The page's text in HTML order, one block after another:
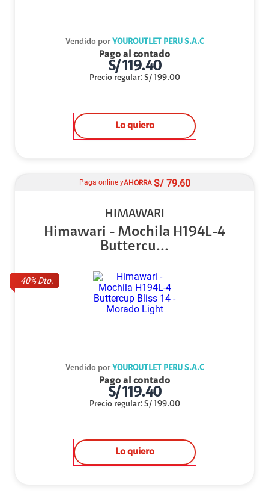
Vendido por YOUROUTLET PERU S.A.C
Pago al contado
S/119.40
Precio regular: S/ 199.00
Lo quiero
40% Dto.
Paga online yAHORRA S/ 79.60
HIMAWARI
Himawari - Mochila H194L-4
Buttercu...
Vendido por YOUROUTLET PERU S.A.C
Pago al contado
S/119.40
Precio regular: S/ 199.00
Lo quiero